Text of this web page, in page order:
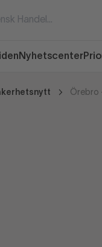
Nyhetscenter
Örebro